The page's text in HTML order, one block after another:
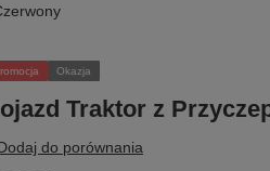
Okazja
Traktor z
do porównania